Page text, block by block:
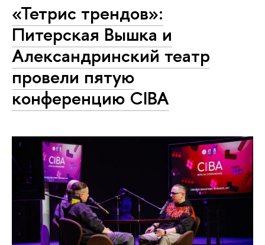
«Тетрис трендов»:
Питерская Вышка и
Александринский театр
провели пятую
конференцию CIBA